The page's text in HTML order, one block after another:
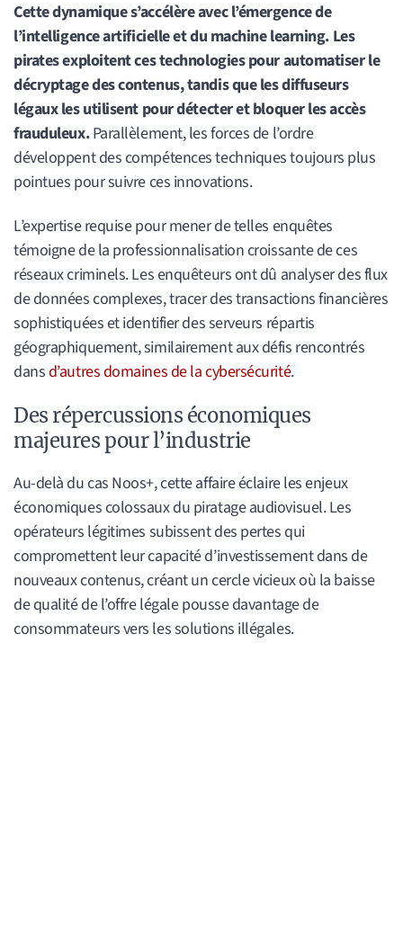
Cette dynamique s’accélère avec l’émergence de
l’intelligence artificielle et du machine learning. Les
pirates exploitent ces technologies pour automatiser le
décryptage des contenus, tandis que les diffuseurs
légaux les utilisent pour détecter et bloquer les accès
frauduleux.Parallèlement, les forces de l’ordre
développent des compétences techniques toujours plus
pointues pour suivre ces innovations.
L’expertise requise pour mener de telles enquêtes
témoigne de la professionnalisation croissante de ces
réseaux criminels. Les enquêteurs ont dû analyser des flux
de données complexes, tracer des transactions financières
sophistiquées et identifier des serveurs répartis
géographiquement, similairement aux défis rencontrés
dansd’autres domaines de la cybersécurité.
Des répercussions économiques
majeures pour l’industrie
Au-delà du cas Noos+, cette affaire éclaire les enjeux
économiques colossaux du piratage audiovisuel. Les
opérateurs légitimes subissent des pertes qui
compromettent leur capacité d’investissement dans de
nouveaux contenus, créant un cercle vicieux où la baisse
de qualité de l’offre légale pousse davantage de
consommateurs vers les solutions illégales.